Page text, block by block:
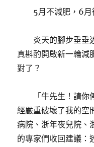
5月不減肥，6月
炎天的腳步垂垂
真斟酌開啟新一輪減
對了？
「牛先生！請
經嚴重破壞了我的空
病院、浙年夜兒院、
的專家們收回建議：